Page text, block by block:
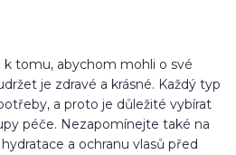
k tomu, abychom mohli o své
je zdravé a krásné. Každý typ
a proto je důležité vybírat
péče. Nezapomínejte také na
a ochranu vlasů před